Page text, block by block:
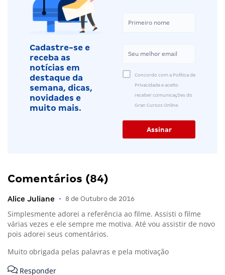
Cadastre-se e
receba as
notícias em
destaque da
semana, dicas,
novidades e
muito mais.
Concordo com a Política de
Privacidade e aceito
receber comunicações do
Gran Cursos Online.
Comentários (84)
Alice Juliane • 8 de Outubro de 2016
Simplesmente adorei a referência ao filme. Assisti o filme
várias vezes e ele sempre me motiva. Até vou assistir de novo
pois adorei seus comentários.
Muito obrigada pelas palavras e pela motivação
Responder